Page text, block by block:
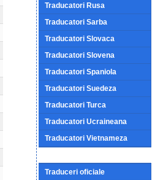
Traducatori Rusa
Traducatori Sarba
Traducatori Slovaca
Traducatori Slovena
Traducatori Spaniola
Traducatori Suedeza
Traducatori Turca
Traducatori Ucraineana
Traducatori Vietnameza
Traduceri oficiale